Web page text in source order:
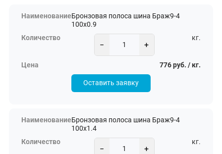
Бронзовая полоса шина Браж9-4
100х0.9
− +
кг.
776 руб. / кг.
Оставить заявку
Бронзовая полоса шина Браж9-4
100х1.4
− +
кг.